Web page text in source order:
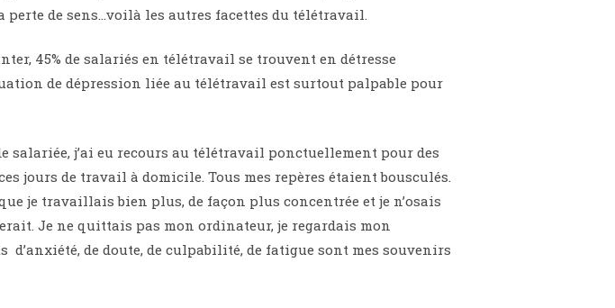
de sens…voilà les autres facettes du télétravail.
45% de salariés en télétravail se trouvent en détresse
de dépression liée au télétravail est surtout palpable pour
j’ai eu recours au télétravail ponctuellement pour des
jours de travail à domicile. Tous mes repères étaient bousculés.
je travaillais bien plus, de façon plus concentrée et je n’osais
Je ne quittais pas mon ordinateur, je regardais mon
de doute, de culpabilité, de fatigue sont mes souvenirs